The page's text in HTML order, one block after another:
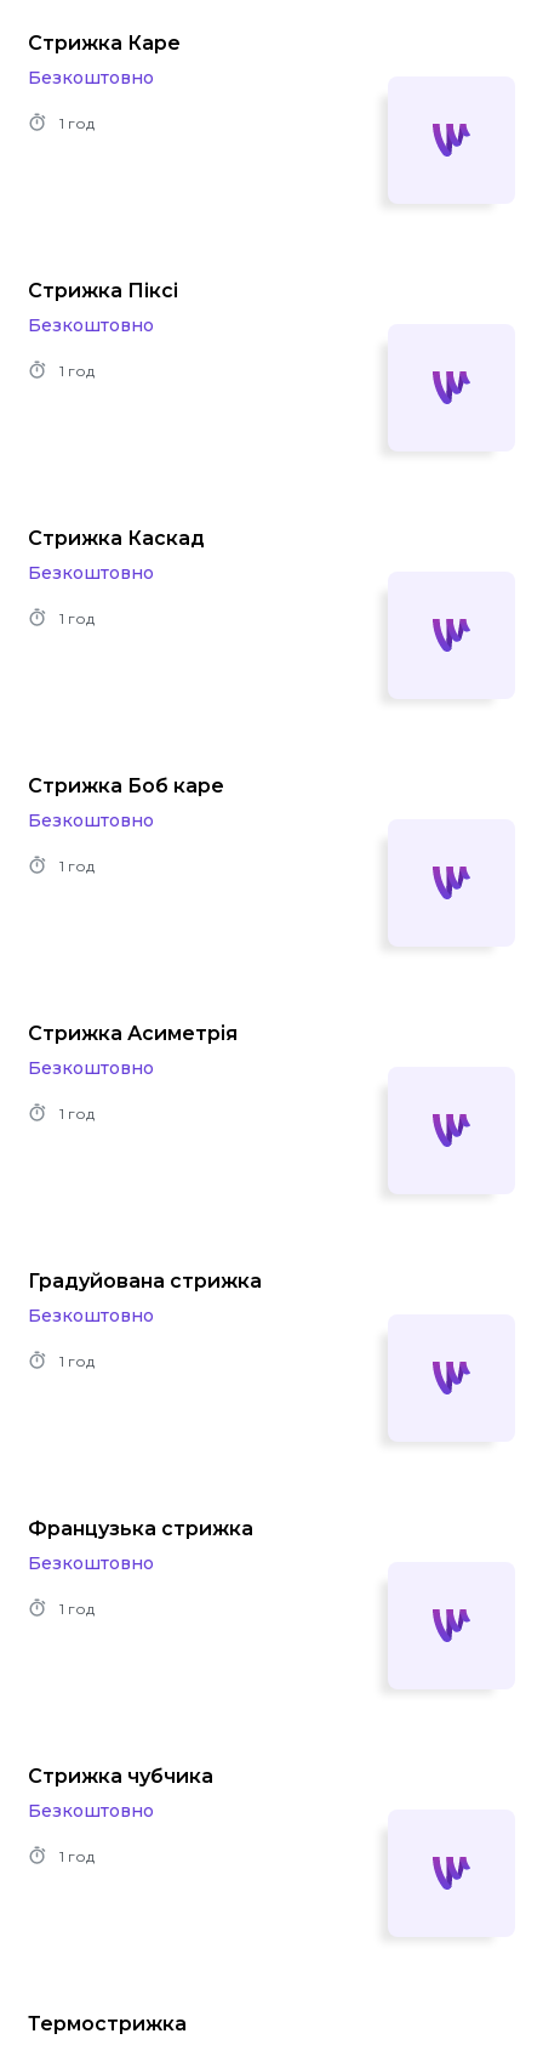
Стрижка Каре
Безкоштовно
1 год
Стрижка Пiксi
Безкоштовно
1 год
Стрижка Каскад
Безкоштовно
1 год
Стрижка Боб каре
Безкоштовно
1 год
Стрижка Асиметрія
Безкоштовно
1 год
Градуйована стрижка
Безкоштовно
1 год
Французька стрижка
Безкоштовно
1 год
Стрижка чубчика
Безкоштовно
1 год
Термострижка